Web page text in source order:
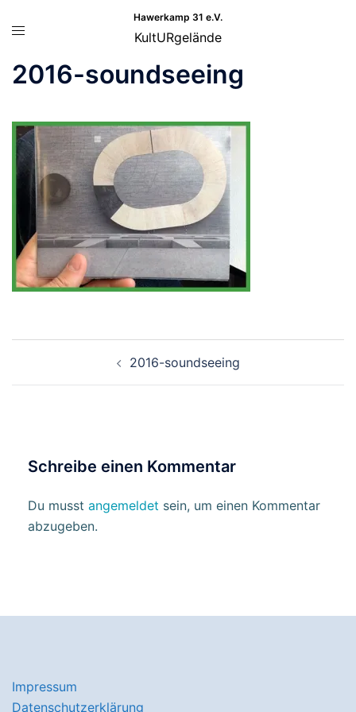
InhaltMenü
Hawerkamp 31 e.V.
KultURgelände
2016-soundseeing
2016-soundseeing
Schreibe einen Kommentar
Du musst angemeldet sein, um einen Kommentar
abzugeben.
Impressum
Datenschutzerklärung